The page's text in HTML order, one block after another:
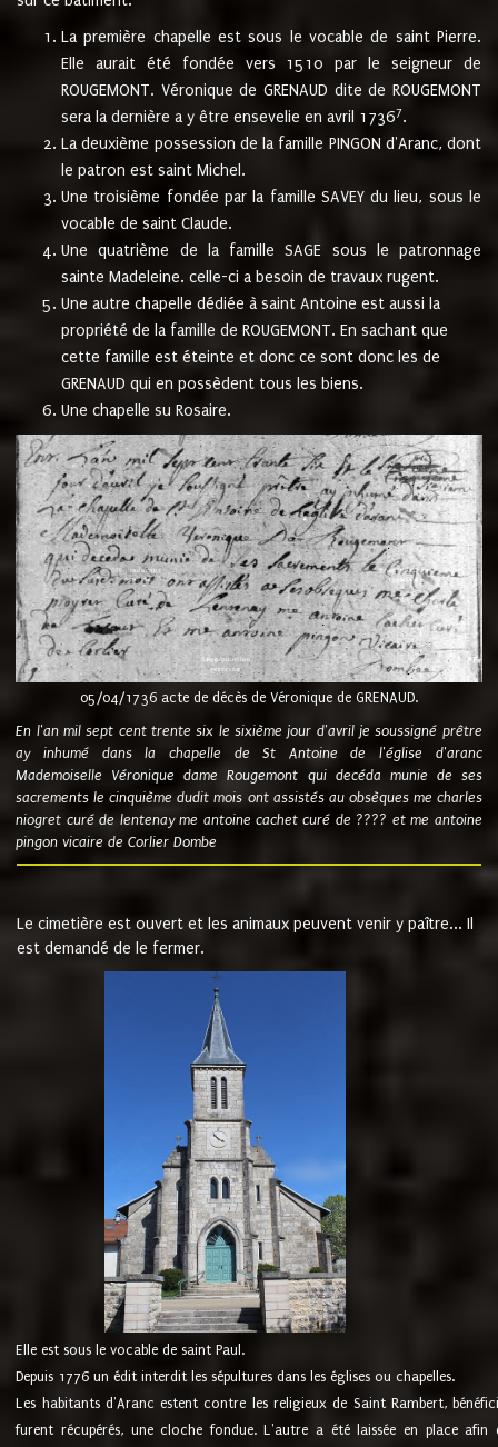
La première chapelle est sous le vocable de saint Pierre.
Elle aurait été fondée vers 1510 par le seigneur de
ROUGEMONT. Véronique de GRENAUD dite de ROUGEMONT
sera la dernière a y être ensevelie en avril 17367.
La deuxième possession de la famille PINGON d'Aranc, dont
le patron est saint Michel.
Une troisième fondée par la famille SAVEY du lieu, sous le
vocable de saint Claude.
Une quatrième de la famille SAGE sous le patronnage
sainte Madeleine. celle-ci a besoin de travaux rugent.
Une autre chapelle dédiée à saint Antoine est aussi la
propriété de la famille de ROUGEMONT. En sachant que
cette famille est éteinte et donc ce sont donc les de
GRENAUD qui en possèdent tous les biens.
Une chapelle su Rosaire.
05/04/1736 acte de décès de Véronique de GRENAUD.
En l'an mil sept cent trente six le sixième jour d'avril je soussigné prêtre
ay inhumé dans la chapelle de St Antoine de l'église d'aranc
Mademoiselle Véronique dame Rougemont qui decéda munie de ses
sacrements le cinquième dudit mois ont assistés au obsèques me charles
niogret curé de lentenay me antoine cachet curé de ???? et me antoine
pingon vicaire de Corlier Dombe
Le cimetière est ouvert et les animaux peuvent venir y paître... Il
est demandé de le fermer.
Elle est sous le vocable de saint Paul.
Depuis 1776 un édit interdit les sépultures dans les églises ou chapelles.
Les habitants d'Aranc estent contre les religieux de Saint Rambert,
furent récupérés, une cloche fondue. L'autre a été laissée en place